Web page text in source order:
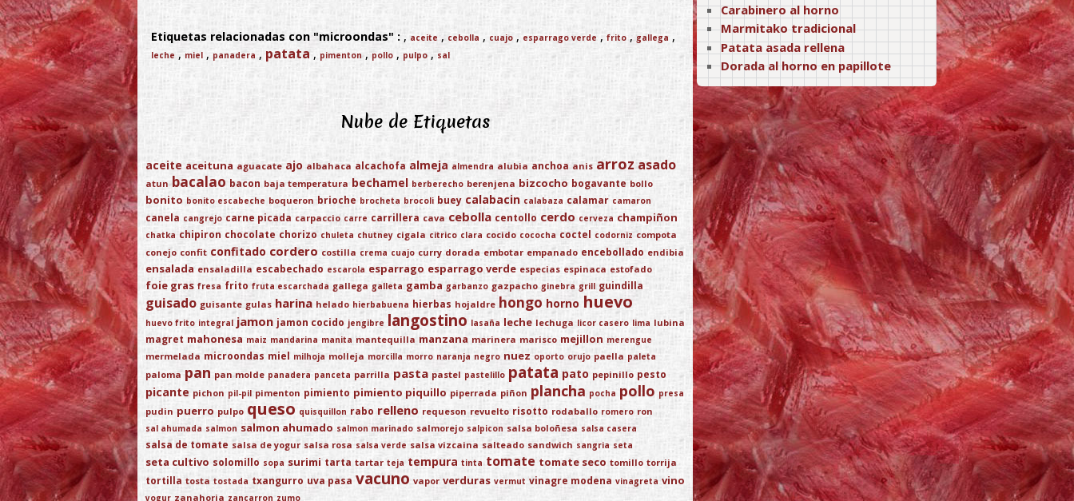
Etiquetas relacionadas con "microondas" : , aceite , cebolla , cuajo , esparrago verde ,frito , gallega ,
leche , miel ,panadera , patata , pimenton, pollo ,pulpo , sal
Nube de Etiquetas
aceite aceituna aguacate ajo albahaca alcachofa almeja almendra alubia anchoa anis arroz asado
atun bacalao bacon baja temperatura bechamel berberecho berenjena bizcocho bogavante bollo
bonito bonito escabeche boqueron brioche brocheta brocoli buey calabacin calabaza calamar camaron
canela cangrejo carne picada carpaccio carre carrillera cava cebolla centollo cerdo cerveza champiñon
chatka chipiron chocolate chorizo chuleta chutney cigala citrico clara cocido cococha coctel codorniz compota
conejo confit confitado cordero costilla crema cuajo curry dorada embotar empanado encebollado endibia
ensalada ensaladilla escabechado escarola esparrago esparrago verde especias espinaca estofado
foie gras fresa frito fruta escarchada gallega galleta gamba garbanzo gazpacho ginebra grill guindilla
guisado guisante gulas harina helado hierbabuena hierbas hojaldre hongo horno huevo
huevo frito integral jamon jamon cocido jengibre langostino lasaña leche lechuga licor casero lima lubina
magret mahonesa maiz mandarina manita mantequilla manzana marinera marisco mejillon merengue
mermelada microondas miel milhoja molleja morcilla morro naranja negro nuez oporto orujo paella paleta
paloma pan pan molde panadera panceta parrilla pasta pastel pastelillo patata pato pepinillo pesto
picante pichon pil-pil pimenton pimiento pimiento piquillo piperrada piñon plancha pocha pollo presa
pudin puerro pulpo queso quisquillon rabo relleno requeson revuelto risotto rodaballo romero ron
sal ahumada salmon salmon ahumado salmon marinado salmorejo salpicon salsa boloñesa salsa casera
salsa de tomate salsa de yogur salsa rosa salsa verde salsa vizcaina salteado sandwich sangria seta
seta cultivo solomillo sopa surimi tarta tartar teja tempura tinta tomate tomate seco tomillo torrija
tortilla tosta tostada txangurro uva pasa vacuno vapor verduras vermut vinagre modena vinagreta vino
yogur zanahoria zancarron zumo
Carabinero al horno
Marmitako tradicional
Patata asada rellena
Dorada al horno en papillote